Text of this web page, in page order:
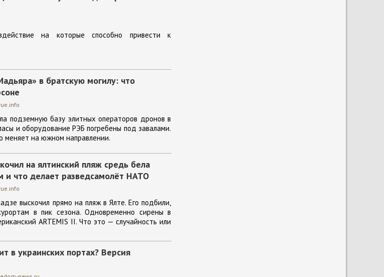
на которые способно привести к
в братскую могилу: что
подземную базу элитных операторов дронов в
и оборудование РЭБ погребены под завалами.
меняет на южном направлении.
на ялтинский пляж средь бела
и что делает разведсамолёт НАТО
выскочил прямо на пляж в Ялте. Его подбили,
в пик сезона. Одновременно сирены в
ARTEMIS II. Что это — случайность или
в украинских портах? Версия